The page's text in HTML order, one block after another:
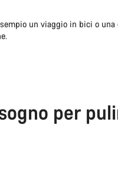
un viaggio in bici o
per